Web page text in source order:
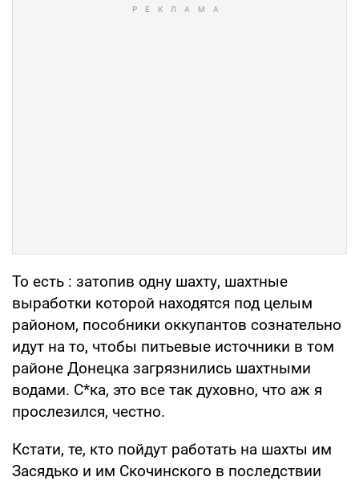
То есть : затопив одну шахту, шахтные
выработки которой находятся под целым
районом, пособники оккупантов сознательно
идут на то, чтобы питьевые источники в том
районе Донецка загрязнились шахтными
водами. С*ка, это все так духовно, что аж я
прослезился, честно.
Кстати, те, кто пойдут работать на шахты им
Засядько и им Скочинского в последствии